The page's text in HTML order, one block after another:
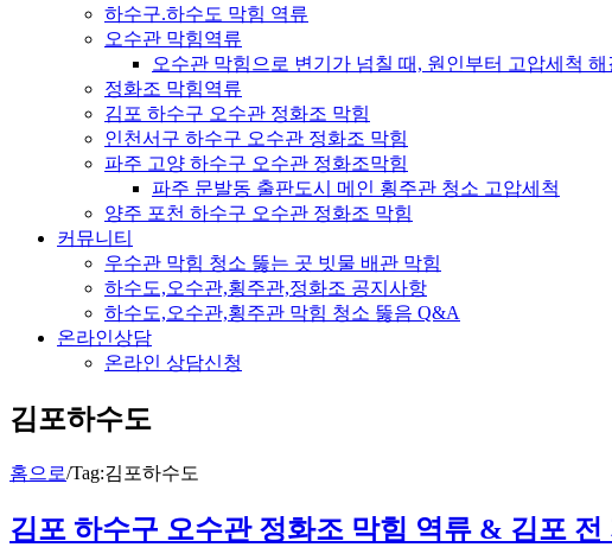
하수구.하수도 막힘 역류
오수관 막힘역류
오수관 막힘으로 변기가 넘칠 때, 원인부터 고압세척 해
정화조 막힘역류
김포 하수구 오수관 정화조 막힘
인천서구 하수구 오수관 정화조 막힘
파주 고양 하수구 오수관 정화조막힘
파주 문발동 출판도시 메인 횡주관 청소 고압세척
양주 포천 하수구 오수관 정화조 막힘
커뮤니티
우수관 막힘 청소 뚫는 곳 빗물 배관 막힘
하수도,오수관,횡주관,정화조 공지사항
하수도,오수관,횡주관 막힘 청소 뚫음 Q&A
온라인상담
온라인 상담신청
김포하수도
홈으로/Tag:김포하수도
김포 하수구 오수관 정화조 막힘 역류 & 김포 전